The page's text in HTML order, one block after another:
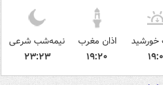
اذان مغرب
۱۹:۲۰
نیمه‌شب شرعی
۲۳:۲۳